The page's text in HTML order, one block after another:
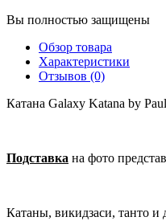
Вы полностью защищены
Обзор товара
Характеристики
Отзывов (0)
Катана Galaxy Katana by
Подставка на фото
Катаны, викидзаси, танто